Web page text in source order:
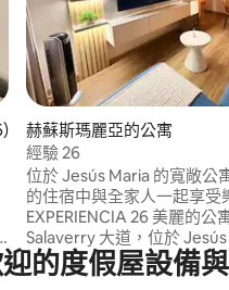
價中獲得 4.9 的平均評分（滿
赫蘇斯瑪麗亞的公寓
經驗 26
位於 Jesús Maria 的寬敞公寓 在這個時
的住宿中與全家人一起享受
EXPERIENCIA 26 美麗的公寓位於
Salaverry 大道，位於 Jesús
位置，可輕鬆前往 San Isidro
Salaverry、大學、診所、大
的度假屋設備